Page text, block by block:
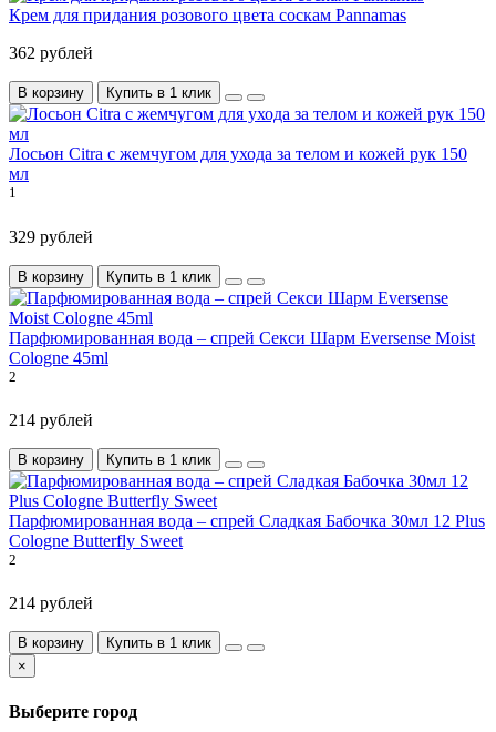
Крем для придания розового цвета соскам Pannamas
362 рублей
В корзину Купить в 1 клик
Лосьон Citra с жемчугом для ухода за телом и кожей рук 150
мл
1
329 рублей
В корзину Купить в 1 клик
Парфюмированная вода – спрей Секси Шарм Eversense Moist
Cologne 45ml
2
214 рублей
В корзину Купить в 1 клик
Парфюмированная вода – спрей Сладкая Бабочка 30мл 12 Plus
Cologne Butterfly Sweet
2
214 рублей
В корзину
Купить в 1 клик
×
Выберите город